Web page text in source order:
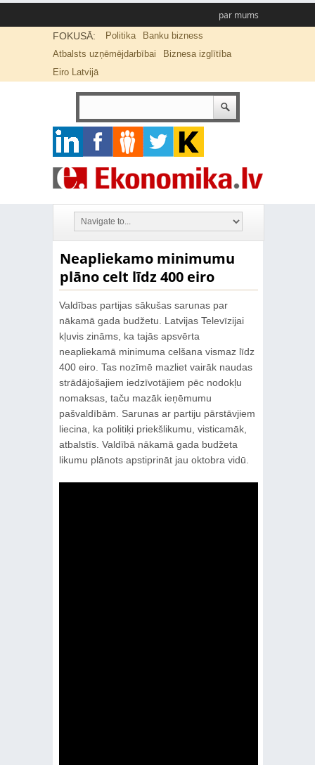
par mums
FOKUSĀ: Politika
Banku bizness
Atbalsts uzņēmējdarbībai
Biznesa izglītība
Eiro Latvijā
Neapliekamo minimumu
plāno celt līdz 400 eiro
Valdības partijas sākušas sarunas par
nākamā gada budžetu. Latvijas Televīzijai
kļuvis zināms, ka tajās apsvērta
neapliekamā minimuma celšana vismaz līdz
400 eiro. Tas nozīmē mazliet vairāk naudas
strādājošajiem iedzīvotājiem pēc nodokļu
nomaksas, taču mazāk ieņēmumu
pašvaldībām. Sarunas ar partiju pārstāvjiem
liecina, ka politiķi priekšlikumu, visticamāk,
atbalstīs. Valdībā nākamā gada budžeta
likumu plānots apstiprināt jau oktobra vidū.